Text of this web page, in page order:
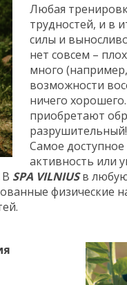
Любая
трудностей, и в
силы и
нет совсем –
много
возможности
ничего
приобретают
Самое доступное
активность или
В SPA VILNIUSв
физические